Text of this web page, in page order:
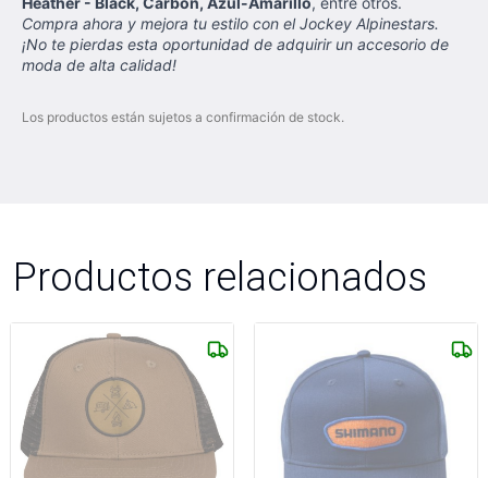
Compra ahora y mejora tu estilo con el Jockey Alpinestars.
¡No te pierdas esta oportunidad de adquirir un accesorio de
moda de alta calidad!
Los productos están sujetos a confirmación de stock.
Productos relacionados